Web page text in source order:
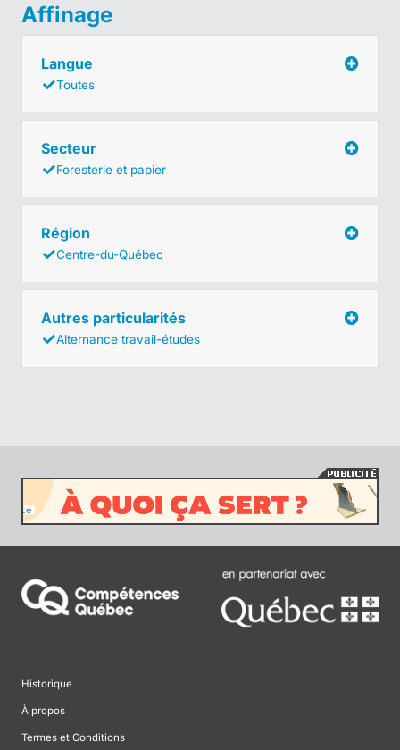
Affinage
Langue
Toutes
Secteur
Foresterie et papier
Région
Centre-du-Québec
Autres particularités
Alternance travail-études
Historique
À propos
Termes et Conditions